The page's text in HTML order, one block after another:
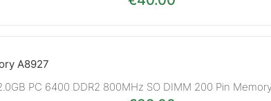
PC 6400 DDR2 800MHz SO DIMM 200 Pin